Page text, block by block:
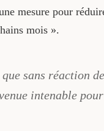
mesure pour
mois ».
sans réaction
intenable